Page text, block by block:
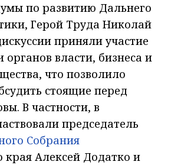
по развитию Дальнего
Герой Труда Николай
приняли участие
органов власти, бизнеса и
что позволило
стоящие перед
В частности, в
председатель
Собрания
края Алексей Додатко и